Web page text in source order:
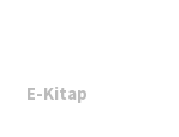
E-Kitap